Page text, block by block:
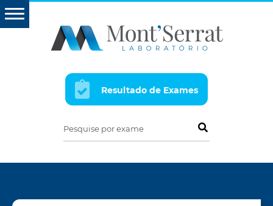
Resultado de Exames
Pesquise por exame